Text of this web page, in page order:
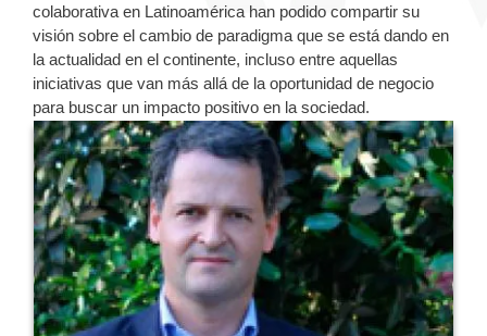
colaborativa en Latinoamérica han podido compartir su
visión sobre el cambio de paradigma que se está dando en
la actualidad en el continente, incluso entre aquellas
iniciativas que van más allá de la oportunidad de negocio
para buscar un impacto positivo en la sociedad.